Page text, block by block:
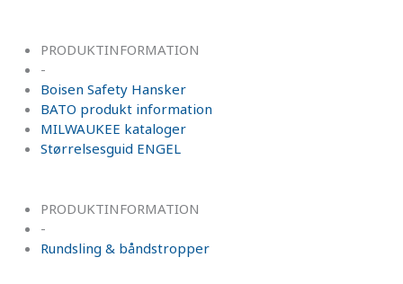
PRODUKTINFORMATION
-
Boisen Safety Hansker
BATO produkt information
MILWAUKEE kataloger
Størrelsesguid ENGEL
PRODUKTINFORMATION
-
Rundsling & båndstropper